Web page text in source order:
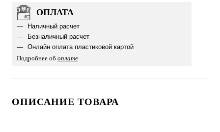
ОПЛАТА
Наличный расчет
Безналичный расчет
Онлайн оплата пластиковой картой
Подробнее об оплате
ОПИСАНИЕ ТОВАРА